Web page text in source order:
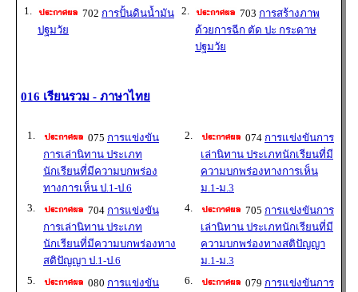
1. 702 การปั้นดินน้ำมัน
ปฐมวัย
2. 703 การสร้างภาพ
ด้วยการฉีก ตัด ปะ กระดาษ
ปฐมวัย
016 เรียนรวม - ภาษาไทย
1. 075 การแข่งขัน
การเล่านิทาน ประเภท
นักเรียนที่มีความบกพร่อง
ทางการเห็น ป.1-ป.6
2. 074 การแข่งขันการ
เล่านิทาน ประเภทนักเรียนที่มี
ความบกพร่องทางการเห็น
ม.1-ม.3
3.
704 การแข่งขัน
การเล่านิทาน ประเภท
นักเรียนที่มีความบกพร่องทาง
สติปัญญา ป.1-ป.6
4. 705 การแข่งขันการ
เล่านิทาน ประเภทนักเรียนที่มี
ความบกพร่องทางสติปัญญา
ม.1-ม.3
5.
080 การแข่งขัน
6. 079 การแข่งขันการ